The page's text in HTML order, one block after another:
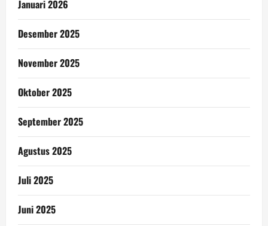
Januari 2026
Desember 2025
November 2025
Oktober 2025
September 2025
Agustus 2025
Juli 2025
Juni 2025